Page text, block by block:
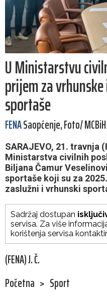
U Ministarstvu
prijem za
sportaše
FENASaopćenje, Foto/ MCBiH
SARAJEVO, 21. travnja
Ministarstva civilnih
Biljana Čamur
sportaše koji su za
zaslužni i vrhunski
Sadržaj dostupan
servisa. Za više
korištenja servisa
(FENA) J. Č.
Početna > Sport